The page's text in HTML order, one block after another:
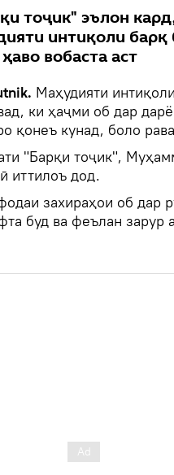
тоҷик" эълон
интиқоли барқ
вобаста аст
Маҳудияти
ки ҳаҷми об дар
қонеъ кунад, боло
"Барқи тоҷик",
иттилоъ дод.
захираҳои об дар
буд ва феълан зарур